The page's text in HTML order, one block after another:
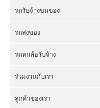
รถรับจ้างขนของ
รถส่งของ
รถหกล้อรับจ้าง
ร่วมงานกับเรา
ลูกค้าของเรา